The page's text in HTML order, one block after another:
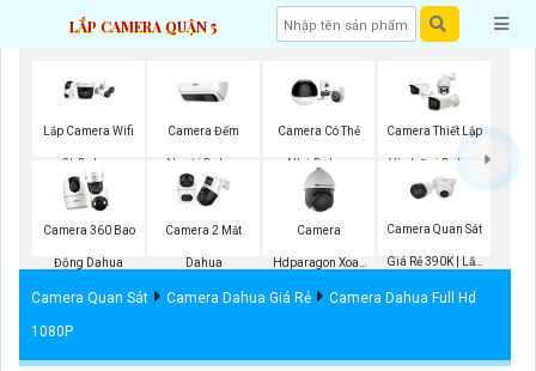
LẮP CAMERA QUẬN 5
Lắp Camera Wifi
2k Dahua
Camera Đếm
Người Dahua
Camera Có Thẻ
Nhớ Dahua
Camera Thiết Lập
Vành Đai Dahua
Camera 360 Bao
Động Dahua
Camera 2 Mắt
Dahua
Camera
Hdparagon Xoay
360 Độ
Camera Quan Sát
Giá Rẻ 390K | Lắp
Đặt Tận Nơi
Camera Quan Sát Camera Dahua Giá Rẻ
Camera Dahua Full Hd
1080P